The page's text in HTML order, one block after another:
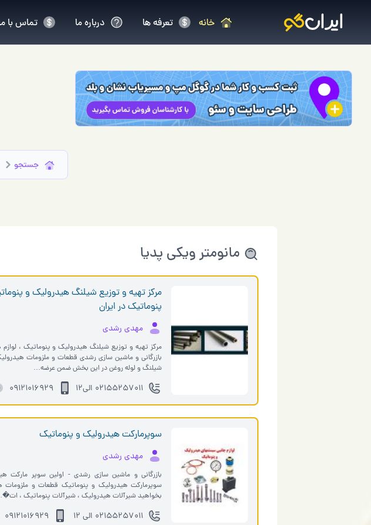
خانه تعرفه ها درباره ما تماس با
جستجو
مانومتر ویکی پدیا
مرکز تهیه و توزیع شیلنگ هیدرولیک و
پنوماتیک در ایران
مهدی رشدی
مرکز تهیه و توزیع شیلنگ هیدرولیک و پنوماتیک ،
بازرگانی و ماشین سازی رشدی قطعات و
شیلنگ و لوله روغن در این بخش ضمن عرضه…
02155257011 الی12 ۰۹۱۲۱۰۱۶۹۲۹
سوپرمارکت هیدرولیک و پنوماتیک
مهدی رشدی
بازرگانی و ماشین سازی رشدی - اولین سوپر مارکت
سوپرمارکت هیدرولیک و
بخواهید شیرآلات هیدرولیک ، شیرآلات پنوماتیک ، ات�…
02155257011 الی 12 ۰۹۱۲۱۰۱۶۹۲۹